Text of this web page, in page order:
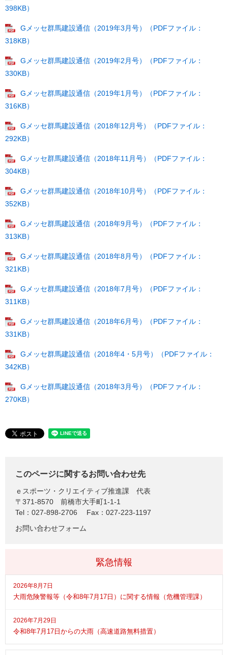
398KB）
Gメッセ群馬建設通信（2019年3月号）（PDFファイル：
318KB）
Gメッセ群馬建設通信（2019年2月号）（PDFファイル：
330KB）
Gメッセ群馬建設通信（2019年1月号）（PDFファイル：
316KB）
Gメッセ群馬建設通信（2018年12月号）（PDFファイル：
292KB）
Gメッセ群馬建設通信（2018年11月号）（PDFファイル：
304KB）
Gメッセ群馬建設通信（2018年10月号）（PDFファイル：
352KB）
Gメッセ群馬建設通信（2018年9月号）（PDFファイル：
313KB）
Gメッセ群馬建設通信（2018年8月号）（PDFファイル：
321KB）
Gメッセ群馬建設通信（2018年7月号）（PDFファイル：
311KB）
Gメッセ群馬建設通信（2018年6月号）（PDFファイル：
331KB）
Gメッセ群馬建設通信（2018年4・5月号）（PDFファイル：
342KB）
Gメッセ群馬建設通信（2018年3月号）（PDFファイル：
270KB）
このページに関するお問い合わせ先
ｅスポーツ・クリエイティブ推進課
代表
〒371-8570
前橋市大手町1-1-1
Tel：027-898-2706
Fax：027-223-1197
お問い合わせフォーム
緊急情報
2026年8月7日
大雨危険警報等（令和8年7月17日）に関する情報（危機管理課）
2026年7月29日
令和8年7月17日からの大雨（高速道路無料措置）